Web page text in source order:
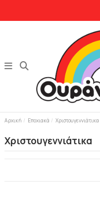
Αρχική Εποχιακά Χριστουγεννιάτικα
Χριστουγεννιάτικα